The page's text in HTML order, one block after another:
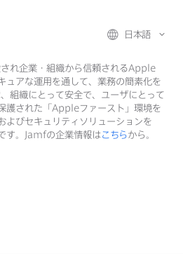
日本語
れ企業・組織から​信頼されるApple
ュアな​運用を​通して、​業務の​簡素化を​
、​組織に​とって​安全で、​ユーザに​とって​
護された​「 Appleファースト」環境を​
よび​セキュリティソリューションを​
す。
Jamfの​企業情報はこちらから。